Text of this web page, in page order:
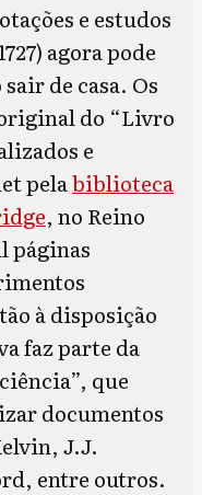
e estudos
agora pode
de casa. Os
do “Livro
e
pelabiblioteca
, no Reino
páginas
à disposição
faz parte da
que
documentos
J.J.
entre outros.